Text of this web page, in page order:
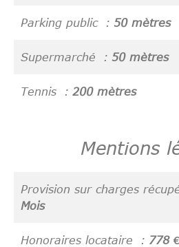
Parking public 50 mètres
Supermarché 50 mètres
Tennis 200 mètres
Mentions
Provision sur charges
Mois
Honoraires locataire 778 €